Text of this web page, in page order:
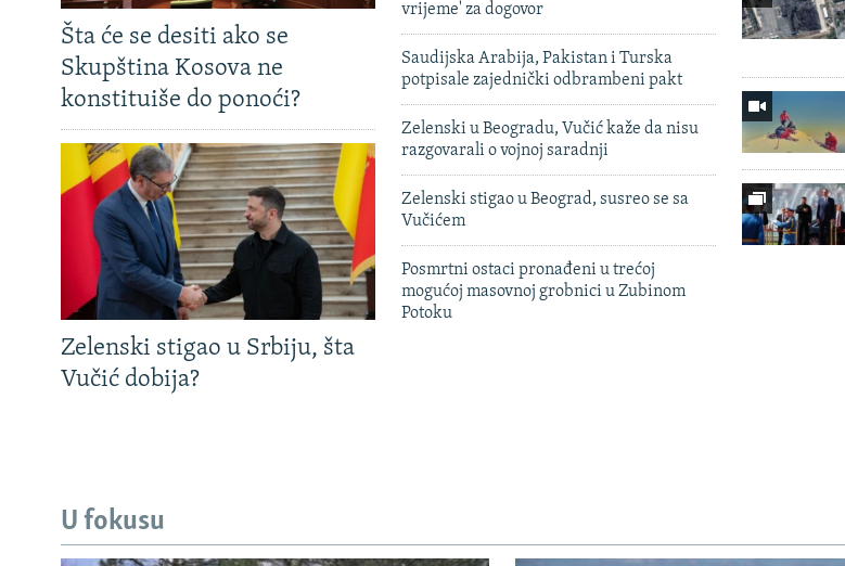
Šta će se desiti ako se
Skupština Kosova ne
konstituiše do ponoći?
Zelenski stigao u Srbiju, šta
Vučić dobija?
vrijeme' za dogovor
Saudijska Arabija, Pakistan i Turska
potpisale zajednički odbrambeni pakt
Zelenski u Beogradu, Vučić kaže da nisu
razgovarali o vojnoj saradnji
Zelenski stigao u Beograd, susreo se sa
Vučićem
Posmrtni ostaci pronađeni u trećoj
mogućoj masovnoj grobnici u Zubinom
Potoku
U fokusu